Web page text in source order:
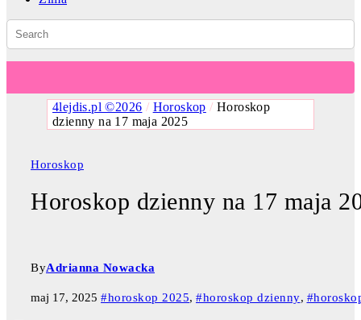
4lejdis.pl ©2026 / Horoskop /Horoskop
dzienny na 17 maja 2025
Horoskop
Horoskop dzienny na 17 maja
ByAdrianna Nowacka
maj 17, 2025 #horoskop 2025, #horoskop dzienny,